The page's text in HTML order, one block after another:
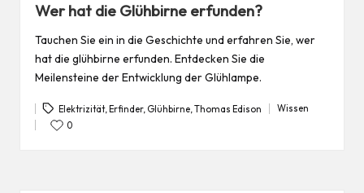
Wer hat die Glühbirne erfunden?
Tauchen Sie ein in die Geschichte und erfahren Sie, wer
hat die glühbirne erfunden. Entdecken Sie die
Meilensteine der Entwicklung der Glühlampe.
Tags:
Elektrizität,Erfinder, Glühbirne ,Thomas Edison
Posted
Wissen
0